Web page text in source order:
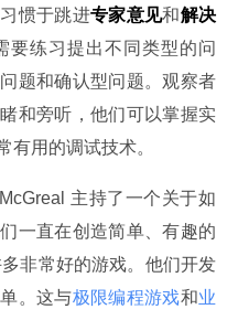
惯于跳进专家意见和解决
要练习提出不同类型的问
题和确认型问题。观察者
和旁听，他们可以掌握实
有用的调试技术。
一直在创造简单、有趣的
多非常好的游戏。他们开发
。这与极限编程游戏和业